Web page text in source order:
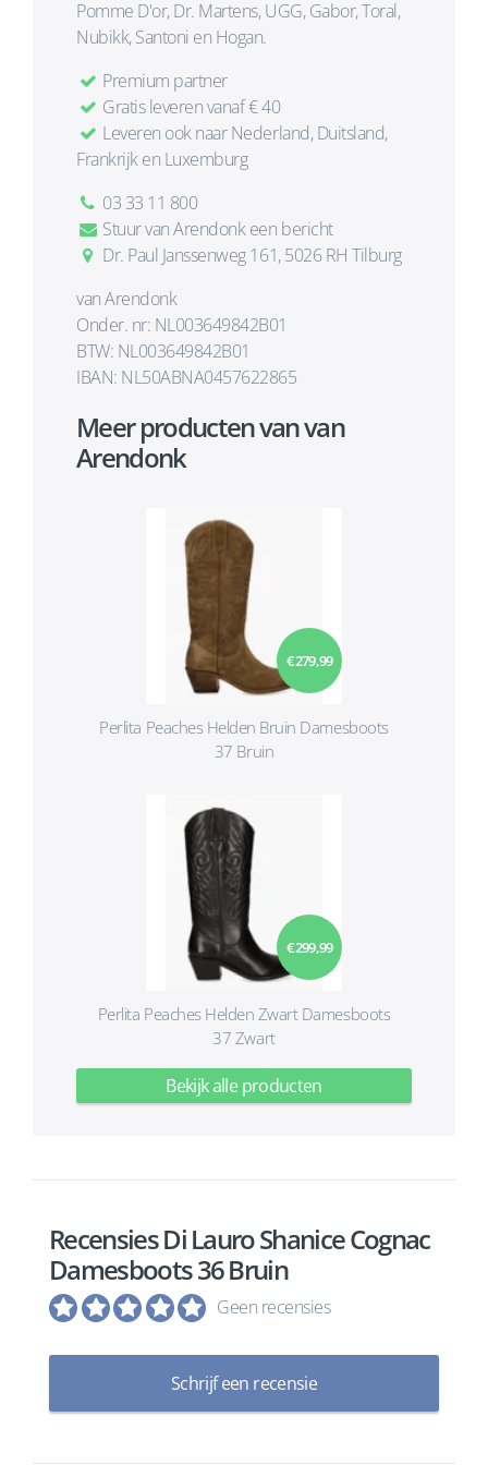
Pomme D'or, Dr. Martens, UGG, Gabor, Toral,
Nubikk, Santoni en Hogan.
Premium partner
Gratis leveren vanaf € 40
Leveren ook naar Nederland, Duitsland,
Frankrijk en Luxemburg
03 33 11 800
Stuur van Arendonk een bericht
Dr. Paul Janssenweg 161, 5026 RH Tilburg
van Arendonk
Onder. nr: NL003649842B01
BTW: NL003649842B01
IBAN: NL50ABNA0457622865
Meer producten van van
Arendonk
€ 279,99
Perlita Peaches Helden Bruin Damesboots
37 Bruin
€ 299,99
Perlita Peaches Helden Zwart Damesboots
37 Zwart
Bekijk alle producten
Recensies Di Lauro Shanice Cognac
Damesboots 36 Bruin
Geen recensies
Schrijf een recensie